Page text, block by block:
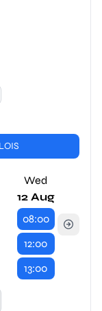
Wed
12 Aug
08:00
12:00
13:00